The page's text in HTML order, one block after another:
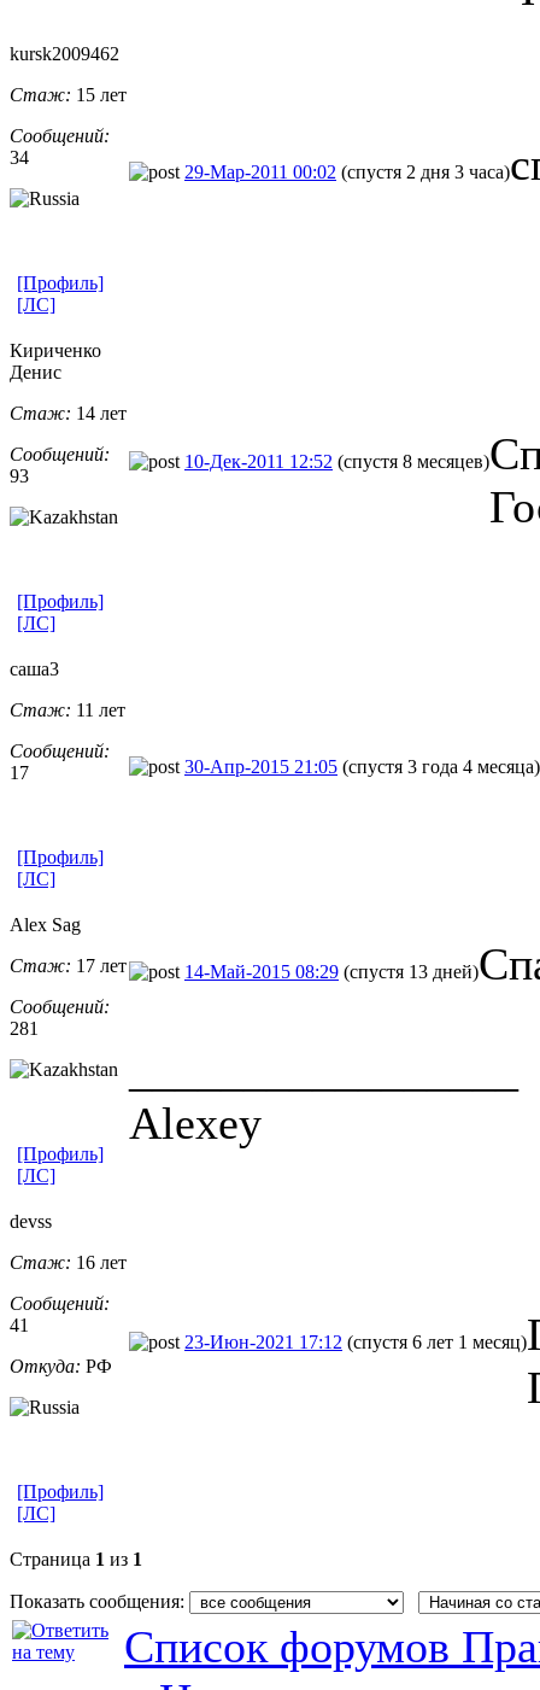
kursk2009462
Стаж: 15 лет
Сообщений:
34
29-Мар-2011 00:02 (спустя 2 дня 3 часа)
[Профиль]
[ЛС]
Кириченко
Денис
Стаж: 14 лет
Сообщений:
93
10-Дек-2011 12:52 (спустя 8 месяцев)
[Профиль]
[ЛС]
саша3
Стаж: 11 лет
Сообщений:
17
30-Апр-2015 21:05 (спустя 3 года 4 месяца)
[Профиль]
[ЛС]
Alex Sag
Стаж: 17 лет
Сообщений:
281
14-Май-2015 08:29 (спустя 13 дней)
Alexey
[Профиль]
[ЛС]
devss
Стаж: 16 лет
Сообщений:
41
Откуда: РФ
23-Июн-2021 17:12 (спустя 6 лет 1 месяц)
[Профиль]
[ЛС]
Страница 1 из 1
Показать сообщения:
Список форумов